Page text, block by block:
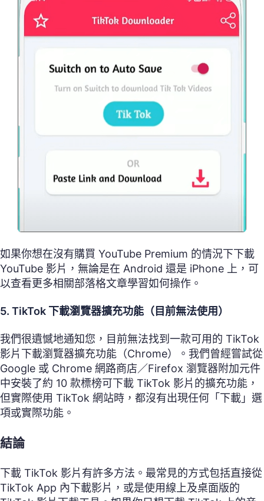
如果你想在沒有購買 YouTube Premium 的情況下下載
YouTube 影片，無論是在 Android 還是 iPhone 上，可
以查看更多相關部落格文章學習如何操作。
5. TikTok 下載瀏覽器擴充功能（目前無法使用）
我們很遺憾地通知您，目前無法找到一款可用的 TikTok
影片下載瀏覽器擴充功能（Chrome）。我們曾經嘗試從
Google 或 Chrome 網路商店／Firefox 瀏覽器附加元件
中安裝了約 10 款標榜可下載 TikTok 影片的擴充功能，
但實際使用 TikTok 網站時，都沒有出現任何「下載」選
項或實際功能。
結論
下載 TikTok 影片有許多方法。最常見的方式包括直接從
TikTok App 內下載影片，或是使用線上及桌面版的